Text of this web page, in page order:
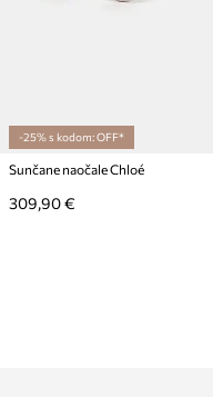
-25% s kodom: OFF*
Sunčane naočale Chloé
309,90 €